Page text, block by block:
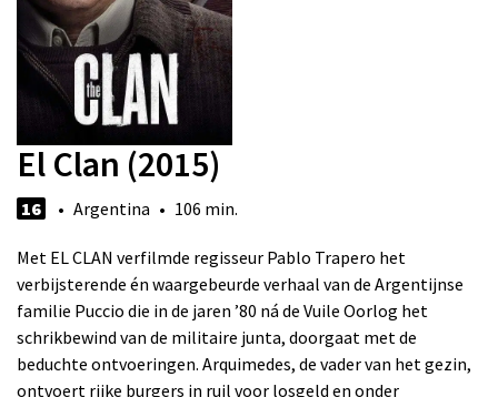
El Clan (2015)
16 • Argentina • 106 min.
Met EL CLAN verfilmde regisseur Pablo Trapero het
verbijsterende én waargebeurde verhaal van de Argentijnse
familie Puccio die in de jaren ’80 ná de Vuile Oorlog het
schrikbewind van de militaire junta, doorgaat met de
beduchte ontvoeringen. Arquimedes, de vader van het gezin,
ontvoert rijke burgers in ruil voor losgeld en onder